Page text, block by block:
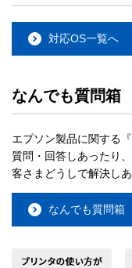
対応OS一覧へ
なんでも質問箱
エプソン製品に関する
質問・回答しあったり
客さまどうしで解決し
なんでも質問箱